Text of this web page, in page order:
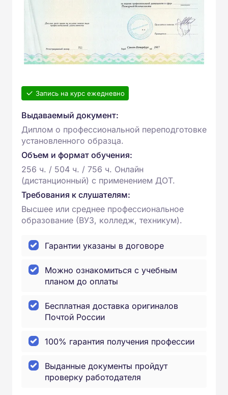
Запись на курс ежедневно
Выдаваемый документ:
Диплом о профессиональной переподготовке
установленного образца.
Объем и формат обучения:
256 ч. / 504 ч. / 756 ч. Онлайн
(дистанционный) с применением ДОТ.
Требования к слушателям:
Высшее или среднее профессиональное
образование (ВУЗ, колледж, техникум).
Гарантии указаны в договоре
Можно ознакомиться с учебным
планом до оплаты
Бесплатная доставка оригиналов
Почтой России
100% гарантия получения профессии
Выданные документы пройдут
проверку работодателя